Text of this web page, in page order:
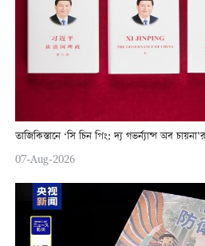
তাজিকিস্তানে ‘সি চিন পিং: দ্য গভর্ন্যান্স অব
07-Aug-2026